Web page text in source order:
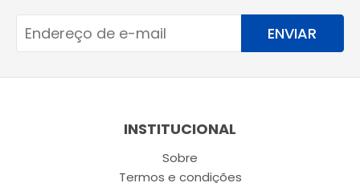
ENVIAR
INSTITUCIONAL
Sobre
Termos e condições